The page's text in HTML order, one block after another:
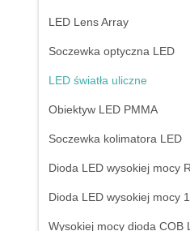
LED Lens Array
Soczewka optyczna LED
LED światła uliczne
Obiektyw LED PMMA
Soczewka kolimatora LED
Dioda LED wysokiej mocy
Dioda LED wysokiej mocy
Wysokiej mocy dioda COB